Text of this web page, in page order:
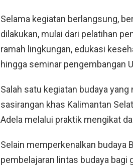
Selama kegiatan berlangsung,
dilakukan, mulai dari pelatihan
ramah lingkungan, edukasi
hingga seminar pengembangan
Salah satu kegiatan budaya
sasirangan khas Kalimantan
Adela melalui praktik mengikat
Selain memperkenalkan budaya
pembelajaran lintas budaya bagi